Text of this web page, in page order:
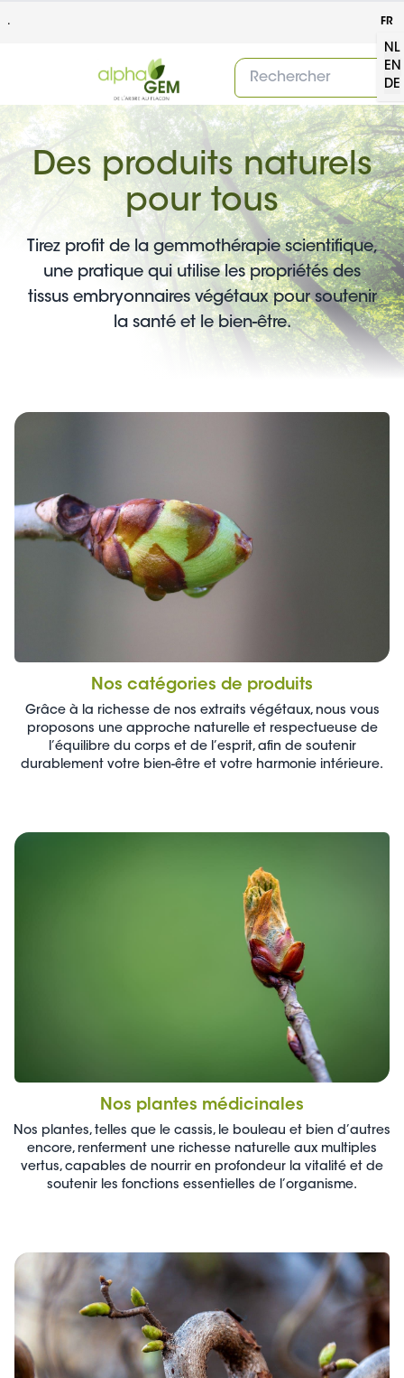
. FR
NL
EN
DE
Des produits naturels
pour tous
Tirez profit de la gemmothérapie scientifique,
une pratique qui utilise les propriétés des
tissus embryonnaires végétaux pour soutenir
la santé et le bien-être.
Nos catégories de produits
Grâce à la richesse de nos extraits végétaux, nous vous
proposons une approche naturelle et respectueuse de
l’équilibre du corps et de l’esprit, afin de soutenir
durablement votre bien-être et votre harmonie intérieure.
Nos plantes médicinales
Nos plantes, telles que le cassis, le bouleau et bien d’autres
encore, renferment une richesse naturelle aux multiples
vertus, capables de nourrir en profondeur la vitalité et de
soutenir les fonctions essentielles de l’organisme.